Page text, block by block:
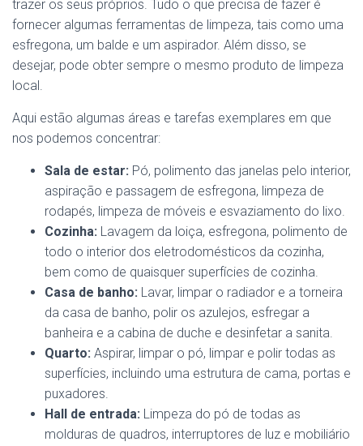
trazer os seus próprios. Tudo o que precisa de fazer é
fornecer algumas ferramentas de limpeza, tais como uma
esfregona, um balde e um aspirador. Além disso, se
desejar, pode obter sempre o mesmo produto de limpeza
local.
Aqui estão algumas áreas e tarefas exemplares em que
nos podemos concentrar:
Sala de estar: Pó, polimento das janelas pelo interior,
aspiração e passagem de esfregona, limpeza de
rodapés, limpeza de móveis e esvaziamento do lixo.
Cozinha: Lavagem da loiça, esfregona, polimento de
todo o interior dos eletrodomésticos da cozinha,
bem como de quaisquer superfícies de cozinha.
Casa de banho: Lavar, limpar o radiador e a torneira
da casa de banho, polir os azulejos, esfregar a
banheira e a cabina de duche e desinfetar a sanita.
Quarto: Aspirar, limpar o pó, limpar e polir todas as
superfícies, incluindo uma estrutura de cama, portas e
puxadores.
Hall de entrada: Limpeza do pó de todas as
molduras de quadros, interruptores de luz e mobiliário